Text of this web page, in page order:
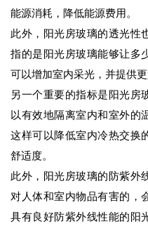
能源消耗，降低能源费用。
此外，阳光房玻璃的透光性
指的是阳光房玻璃能够让多
可以增加室内采光，并提供更
另一个重要的指标是阳光房
以有效地隔离室内和室外的
这样可以降低室内冷热交换
舒适度。
此外，阳光房玻璃的防紫外
对人体和室内物品有害的，
具有良好防紫外线性能的阳